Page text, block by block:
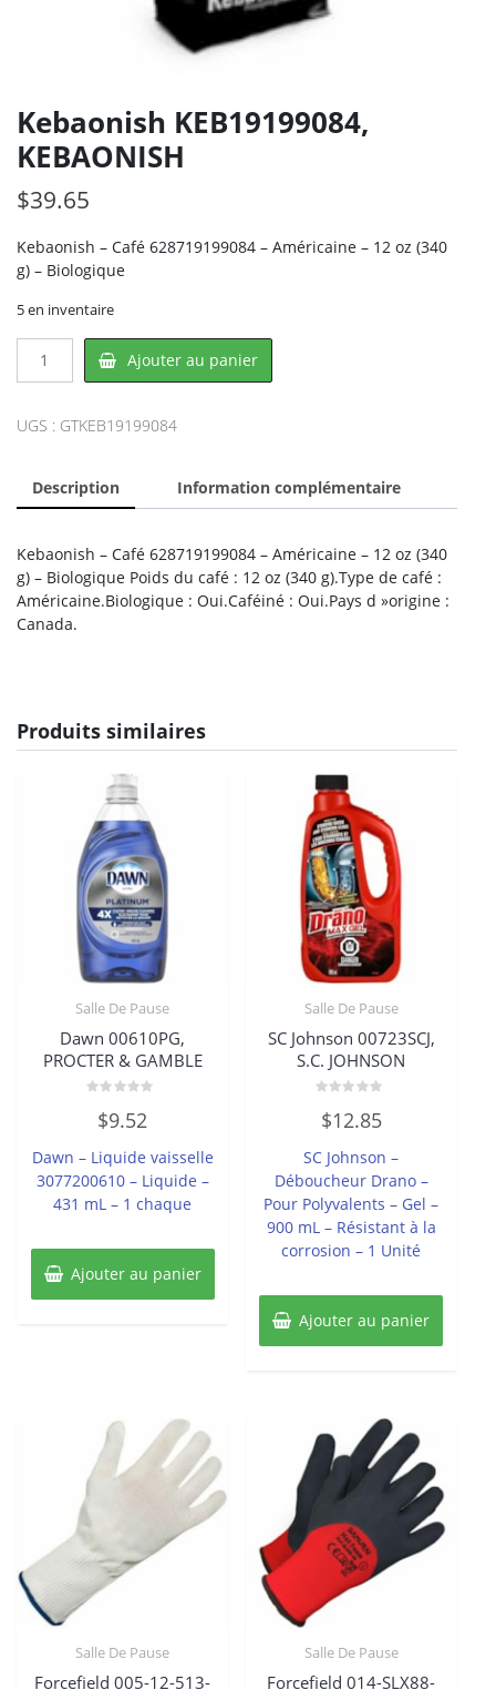
Kebaonish KEB19199084,
KEBAONISH
$39.65
Kebaonish – Café 628719199084 – Américaine – 12 oz (340
g) – Biologique
5 en inventaire
KEB19199084,
Ajouter au panier
UGS : GTKEB19199084
Description Information complémentaire
Kebaonish – Café 628719199084 – Américaine – 12 oz (340
g) – Biologique Poids du café : 12 oz (340 g).Type de café :
Américaine.Biologique : Oui.Caféiné : Oui.Pays d »origine :
Canada.
Produits similaires
Salle De Pause
Dawn 00610PG,
PROCTER & GAMBLE
sur
$9.52
Dawn – Liquide vaisselle
3077200610 – Liquide –
431 mL – 1 chaque
Ajouter au panier
Salle De Pause
SC Johnson 00723SCJ,
S.C. JOHNSON
0
sur
$12.85
SC Johnson –
Déboucheur Drano –
Pour Polyvalents – Gel –
900 mL – Résistant à la
corrosion – 1 Unité
Ajouter au panier
Salle De Pause
Forcefield 005-12-513-
Salle De Pause
Forcefield 014-SLX88-